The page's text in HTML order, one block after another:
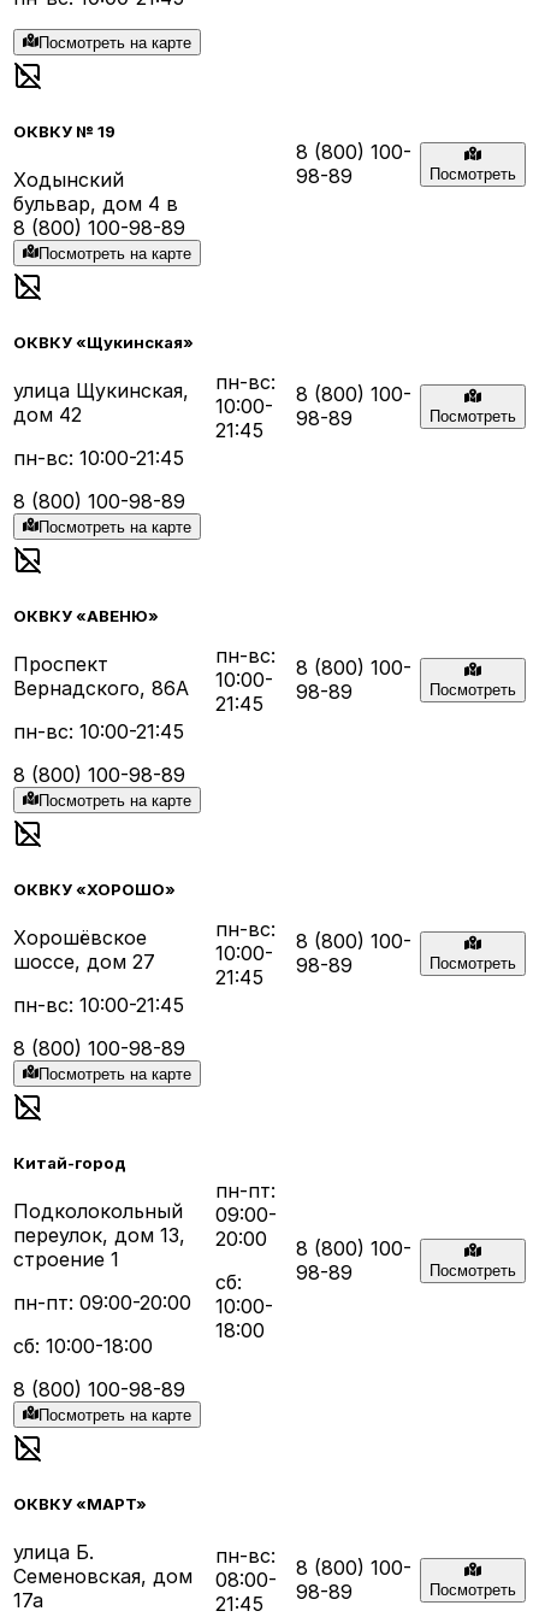
Посмотреть на карте
ОКВКУ № 19
Ходынский
бульвар, дом 4 в
8 (800) 100-98-89
Посмотреть на карте
8 (800) 100-
98-89
Посмотреть
ОКВКУ «Щукинская»
улица Щукинская,
дом 42
пн-вс: 10:00-21:45
8 (800) 100-98-89
Посмотреть на карте
пн-вс:
10:00-
21:45
8 (800) 100-
98-89
Посмотреть
ОКВКУ «АВЕНЮ»
Проспект
Вернадского, 86А
пн-вс: 10:00-21:45
8 (800) 100-98-89
Посмотреть на карте
пн-вс:
10:00-
21:45
8 (800) 100-
98-89
Посмотреть
ОКВКУ «ХОРОШО»
Хорошёвское
шоссе, дом 27
пн-вс: 10:00-21:45
8 (800) 100-98-89
Посмотреть на карте
пн-вс:
10:00-
21:45
8 (800) 100-
98-89
Посмотреть
Китай-город
Подколокольный
переулок, дом 13,
строение 1
пн-пт: 09:00-20:00
сб: 10:00-18:00
8 (800) 100-98-89
Посмотреть на карте
пн-пт:
09:00-
20:00
сб:
10:00-
18:00
8 (800) 100-
98-89
Посмотреть
ОКВКУ «МАРТ»
улица Б.
Семеновская, дом
17а
пн-вс:
08:00-
21:45
8 (800) 100-
98-89
Посмотреть